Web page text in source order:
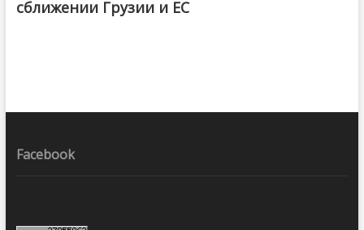
сближении Грузии и ЕС
Facebook